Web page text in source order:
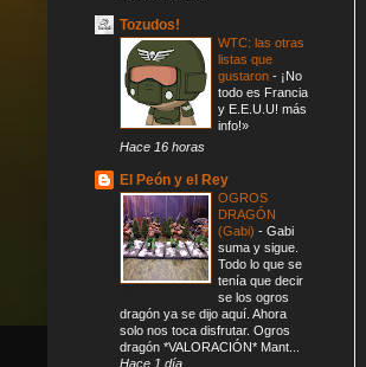
Tozudos!
WTC: las otras
listas que
gustaron - ¡No
todo es Francia
y E.E.U.U! más
info!»
Hace 16 horas
El Peón y el Rey
OGROS
DRAGÓN
(Gabi) - Gabi
suma y sigue.
Todo lo que se
tenía que decir
se los ogros
dragón ya se dijo aquí. Ahora
solo nos toca disfrutar. Ogros
dragón *VALORACIÓN* Mant...
Hace 1 día